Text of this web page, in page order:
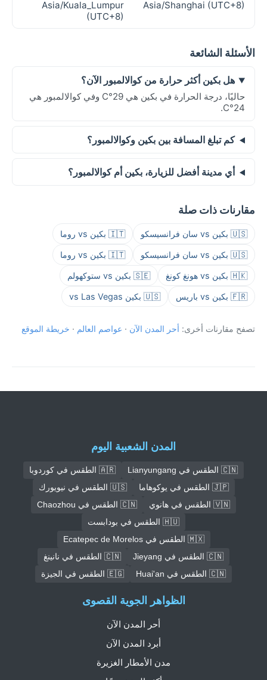
Asia/Shanghai (UTC+8)
Asia/Kuala_Lumpur
(UTC+8)
الأسئلة الشائعة
هل بكين أكثر حرارة من كوالالمبور الآن؟
حاليًا، درجة الحرارة في بكين هي 29°C وفي كوالالمبور هي
24°C.
كم تبلغ المسافة بين بكين وكوالالمبور؟
أي مدينة أفضل للزيارة، بكين أم كوالالمبور؟
مقارنات ذات صلة
🇺🇸 بكين vs سان فرانسيسكو 🇮🇹 بكين vs روما
🇺🇸 بكين vs سان فرانسيسكو 🇮🇹 بكين vs روما
🇭🇰 بكين vs هونغ كونغ 🇸🇪 بكين vs ستوكهولم
🇫🇷 بكين vs باريس 🇺🇸 بكين vs Las Vegas
تصفح مقارنات أخرى: أحر المدن الآن · عواصم العالم · خريطة الموقع
المدن الشعبية اليوم
🇨🇳 الطقس في Lianyungang
🇦🇷 الطقس في كوردوبا
🇯🇵 الطقس في يوكوهاما
🇺🇸 الطقس في نيويورك
🇻🇳 الطقس في هانوي
🇨🇳 الطقس في Chaozhou
🇭🇺 الطقس في بودابست
🇲🇽 الطقس في Ecatepec de Morelos
🇨🇳 الطقس في Jieyang
🇨🇳 الطقس في نانينغ
🇨🇳 الطقس في Huai'an
🇪🇬 الطقس في الجيزة
الظواهر الجوية القصوى
أحر المدن الآن
أبرد المدن الآن
مدن الأمطار الغزيرة